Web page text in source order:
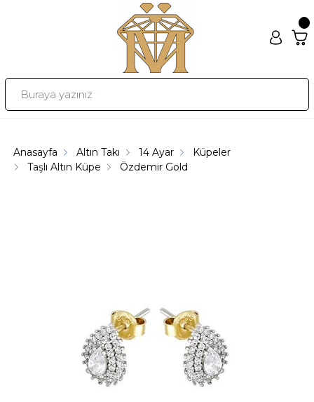
Anasayfa Altın Takı 14 Ayar
Küpeler
Taşlı Altın Küpe
Özdemir Gold